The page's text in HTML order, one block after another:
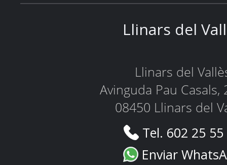
Llinars del
Llinars del
Avinguda Pau Casals,
08450 Llinars del
Tel. 602 25
Enviar